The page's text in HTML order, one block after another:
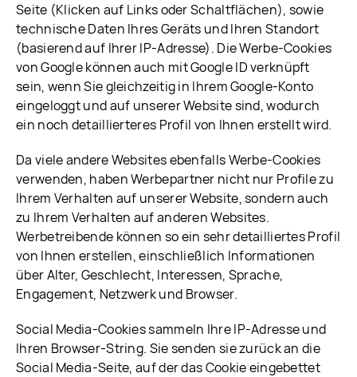
Seite (Klicken auf Links oder Schaltflächen), sowie
technische Daten Ihres Geräts und Ihren Standort
(basierend auf Ihrer IP-Adresse). Die Werbe-Cookies
von Google können auch mit Google ID verknüpft
sein, wenn Sie gleichzeitig in Ihrem Google-Konto
eingeloggt und auf unserer Website sind, wodurch
ein noch detaillierteres Profil von Ihnen erstellt wird.
Da viele andere Websites ebenfalls Werbe-Cookies
verwenden, haben Werbepartner nicht nur Profile zu
Ihrem Verhalten auf unserer Website, sondern auch
zu Ihrem Verhalten auf anderen Websites.
Werbetreibende können so ein sehr detailliertes Profil
von Ihnen erstellen, einschließlich Informationen
über Alter, Geschlecht, Interessen, Sprache,
Engagement, Netzwerk und Browser.
Social Media-Cookies sammeln Ihre IP-Adresse und
Ihren Browser-String. Sie senden sie zurück an die
Social Media-Seite, auf der das Cookie eingebettet